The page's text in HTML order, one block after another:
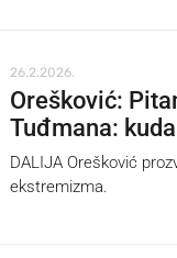
26.2.2026.
Orešković:
Tuđmana:
DALIJA Orešković
ekstremizma.